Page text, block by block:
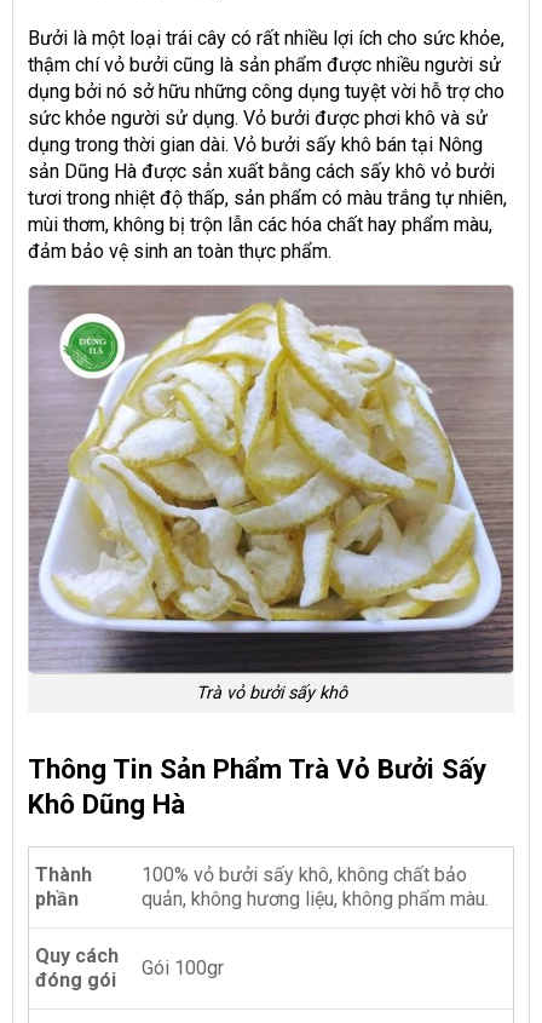
Bưởi là một loại trái cây có rất nhiều lợi ích cho sức khỏe,
thậm chí vỏ bưởi cũng là sản phẩm được nhiều người sử
dụng bởi nó sở hữu những công dụng tuyệt vời hỗ trợ cho
sức khỏe người sử dụng. Vỏ bưởi được phơi khô và sử
dụng trong thời gian dài. Vỏ bưởi sấy khô bán tại Nông
sản Dũng Hà được sản xuất bằng cách sấy khô vỏ bưởi
tươi trong nhiệt độ thấp, sản phẩm có màu trắng tự nhiên,
mùi thơm, không bị trộn lẫn các hóa chất hay phẩm màu,
đảm bảo vệ sinh an toàn thực phẩm.
Trà vỏ bưởi sấy khô
Thông Tin Sản Phẩm Trà Vỏ Bưởi Sấy
Khô Dũng Hà
Thành
phần
100% vỏ bưởi sấy khô, không chất bảo
quản, không hương liệu, không phẩm màu.
Quy cách
đóng gói
Gói 100gr